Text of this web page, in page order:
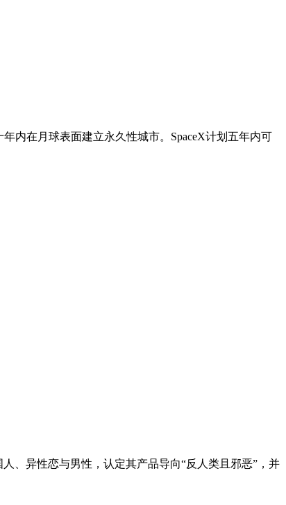
内在月球表面建立永久性城市。SpaceX计划五年内可
、异性恋与男性，认定其产品导向“反人类且邪恶”，并